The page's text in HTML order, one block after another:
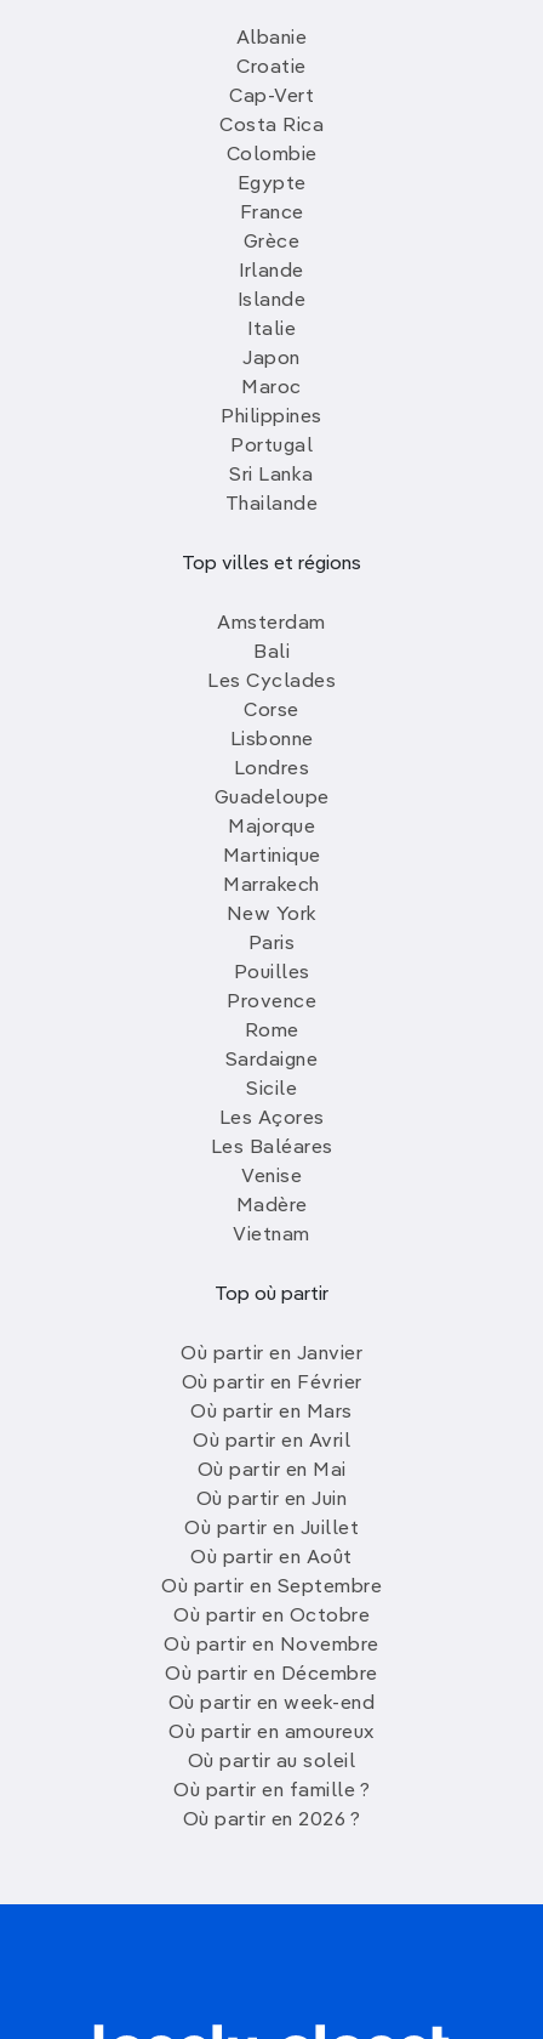
Albanie
Croatie
Cap-Vert
Costa Rica
Colombie
Egypte
France
Grèce
Irlande
Islande
Italie
Japon
Maroc
Philippines
Portugal
Sri Lanka
Thailande
Top villes et régions
Amsterdam
Bali
Les Cyclades
Corse
Lisbonne
Londres
Guadeloupe
Majorque
Martinique
Marrakech
New York
Paris
Pouilles
Provence
Rome
Sardaigne
Sicile
Les Açores
Les Baléares
Venise
Madère
Vietnam
Top où partir
Où partir en Janvier
Où partir en Février
Où partir en Mars
Où partir en Avril
Où partir en Mai
Où partir en Juin
Où partir en Juillet
Où partir en Août
Où partir en Septembre
Où partir en Octobre
Où partir en Novembre
Où partir en Décembre
Où partir en week-end
Où partir en amoureux
Où partir au soleil
Où partir en famille ?
Où partir en 2026 ?